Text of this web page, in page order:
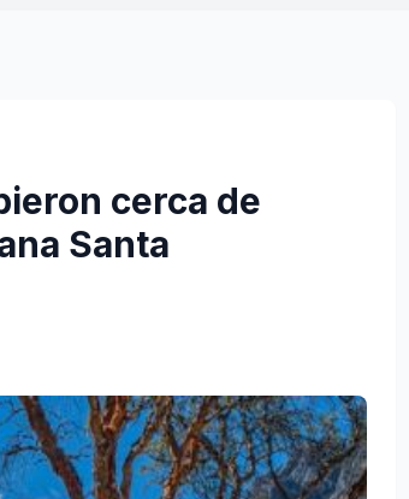
cerca de
Santa